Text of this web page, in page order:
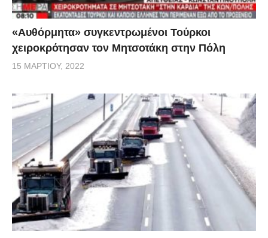
«Αυθόρμητα» συγκεντρωμένοι Τούρκοι
χειροκρότησαν τον Μητσοτάκη στην Πόλη
15 ΜΑΡΤΊΟΥ, 2022